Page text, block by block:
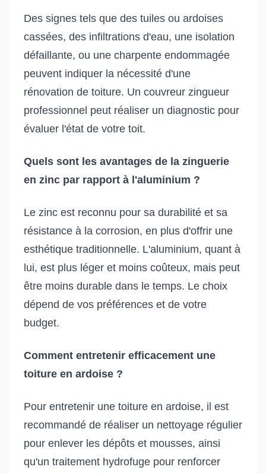
Des signes tels que des tuiles ou ardoises
cassées, des infiltrations d'eau, une isolation
défaillante, ou une charpente endommagée
peuvent indiquer la nécessité d'une
rénovation de toiture. Un couvreur zingueur
professionnel peut réaliser un diagnostic pour
évaluer l'état de votre toit.
Quels sont les avantages de la zinguerie
en zinc par rapport à l'aluminium ?
Le zinc est reconnu pour sa durabilité et sa
résistance à la corrosion, en plus d'offrir une
esthétique traditionnelle. L'aluminium, quant à
lui, est plus léger et moins coûteux, mais peut
être moins durable dans le temps. Le choix
dépend de vos préférences et de votre
budget.
Comment entretenir efficacement une
toiture en ardoise ?
Pour entretenir une toiture en ardoise, il est
recommandé de réaliser un nettoyage régulier
pour enlever les dépôts et mousses, ainsi
qu'un traitement hydrofuge pour renforcer